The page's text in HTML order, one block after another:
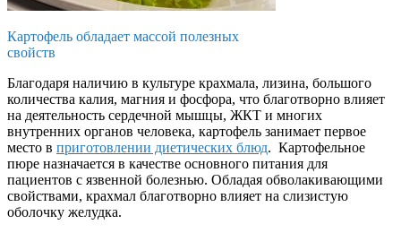
Картофель обладает массой полезных
свойств
Благодаря наличию в культуре крахмала, лизина, большого
количества калия, магния и фосфора, что благотворно влияет
на деятельность сердечной мышцы, ЖКТ и многих
внутренних органов человека, картофель занимает первое
место в приготовлении диетических блюд. Картофельное
пюре назначается в качестве основного питания для
пациентов с язвенной болезнью. Обладая обволакивающими
свойствами, крахмал благотворно влияет на слизистую
оболочку желудка.